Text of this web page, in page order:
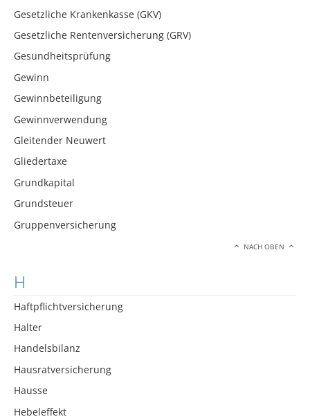
Gesetzliche Krankenkasse (GKV)
Gesetzliche Rentenversicherung (GRV)
Gesundheitsprüfung
Gewinn
Gewinnbeteiligung
Gewinnverwendung
Gleitender Neuwert
Gliedertaxe
Grundkapital
Grundsteuer
Gruppenversicherung
NACH OBEN
H
Haftpflichtversicherung
Halter
Handelsbilanz
Hausratversicherung
Hausse
Hebeleffekt